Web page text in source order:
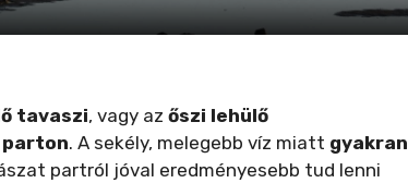
y
i
tavaszi, vagy az őszi lehülő
parton. A sekély, melegebb víz miatt gyakran
partról jóval eredményesebb tud lenni